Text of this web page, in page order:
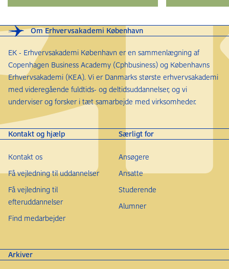
Om Erhvervsakademi København
EK - Erhvervsakademi København er en sammenlægning af
Copenhagen Business Academy (Cphbusiness) og Københavns
Erhvervsakademi (KEA). Vi er Danmarks største erhvervsakademi
med videregående fuldtids- og deltidsuddannelser, og vi
underviser og forsker i tæt samarbejde med virksomheder.
Kontakt og hjælp
Kontakt os
Få vejledning til uddannelser
Få vejledning til
efteruddannelser
Find medarbejder
Særligt for
Ansøgere
Ansatte
Studerende
Alumner
Arkiver